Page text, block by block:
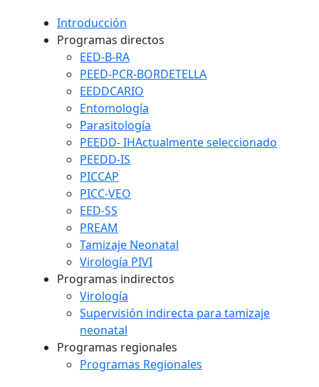
Introducción
Programas directos
EED-B-RA
PEED-PCR-BORDETELLA
EEDDCARIO
Entomología
Parasitología
PEEDD- IHActualmente seleccionado
PEEDD-IS
PICCAP
PICC-VEO
EED-SS
PREAM
Tamizaje Neonatal
Virología PIVI
Programas indirectos
Virología
Supervisión indirecta para tamizaje
neonatal
Programas regionales
Programas Regionales